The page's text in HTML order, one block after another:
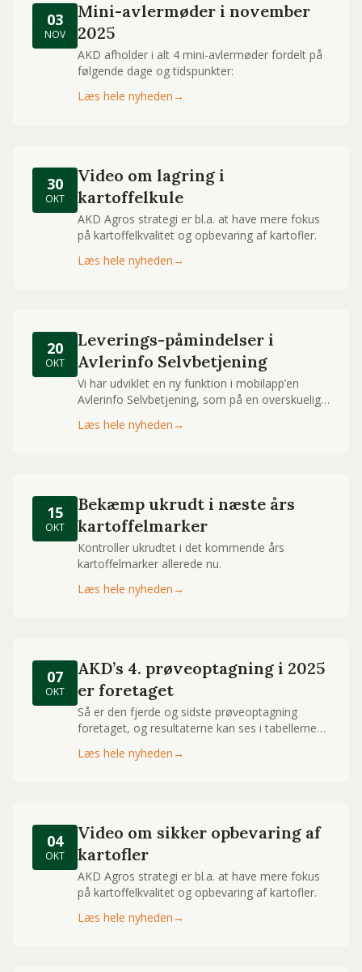
03
NOV
Mini-avlermøder i november
2025
AKD afholder i alt 4 mini-avlermøder fordelt på
følgende dage og tidspunkter:
Læs hele nyheden→
30
OKT
Video om lagring i
kartoffelkule
AKD Agros strategi er bl.a. at have mere fokus
på kartoffelkvalitet og opbevaring af kartofler.
Læs hele nyheden→
20
OKT
Leverings-påmindelser i
Avlerinfo Selvbetjening
Vi har udviklet en ny funktion i mobilapp’en
Avlerinfo Selvbetjening, som på en overskuelig
hvor langt I er nået med jeres indkaldelse.
Læs hele nyheden→
15
OKT
Bekæmp ukrudt i næste års
kartoffelmarker
Kontroller ukrudtet i det kommende års
kartoffelmarker allerede nu.
Læs hele nyheden→
07
OKT
AKD’s 4. prøveoptagning i 2025
er foretaget
Så er den fjerde og sidste prøveoptagning
foretaget, og resultaterne kan ses i tabellerne
Læs hele nyheden→
04
OKT
Video om sikker opbevaring af
kartofler
AKD Agros strategi er bl.a. at have mere fokus
på kartoffelkvalitet og opbevaring af kartofler.
Læs hele nyheden→